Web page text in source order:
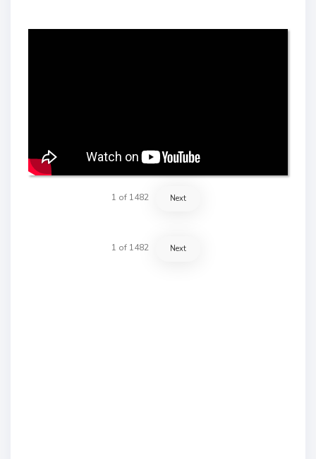
1 of 1482 Next
1 of 1482 Next